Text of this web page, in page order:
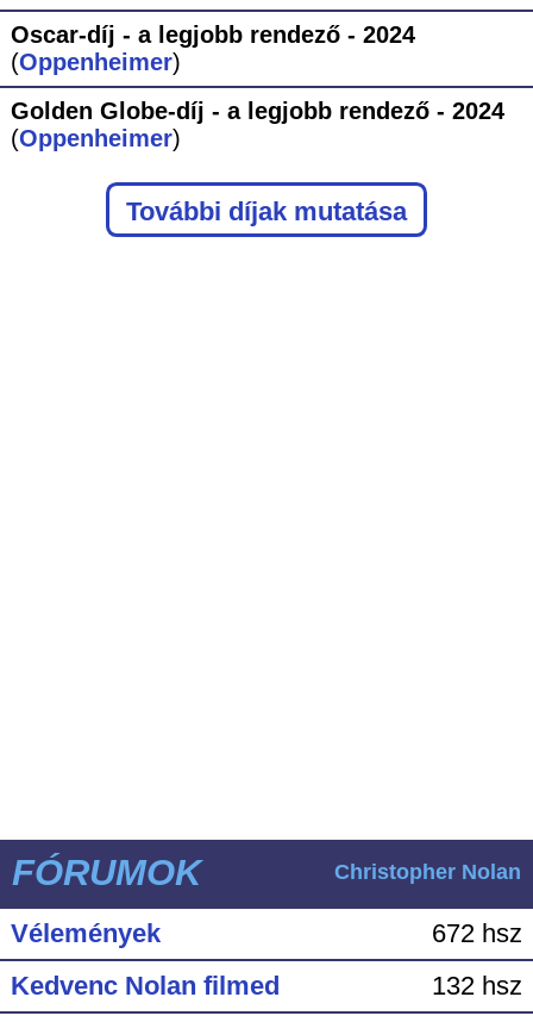
Oscar-díj - a legjobb rendező - 2024
(Oppenheimer)
Golden Globe-díj - a legjobb rendező - 2024
(Oppenheimer)
További díjak mutatása
FÓRUMOK Christopher Nolan
Vélemények
672 hsz
Kedvenc Nolan filmed
132 hsz